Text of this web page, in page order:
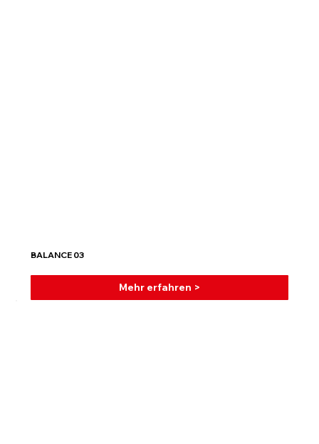
BALANCE 03
Mehr erfahren >